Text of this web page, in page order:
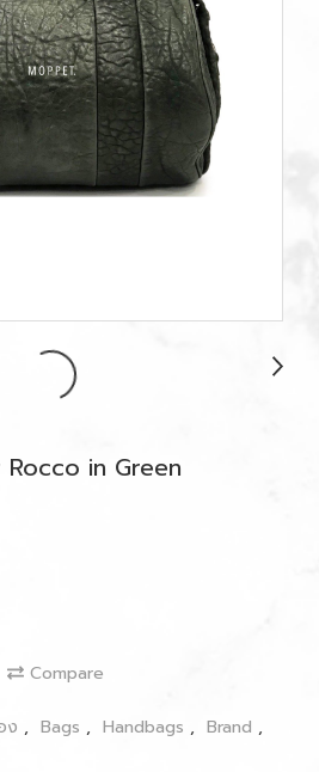
in Green
Compare
ง , Bags , Handbags , Brand ,